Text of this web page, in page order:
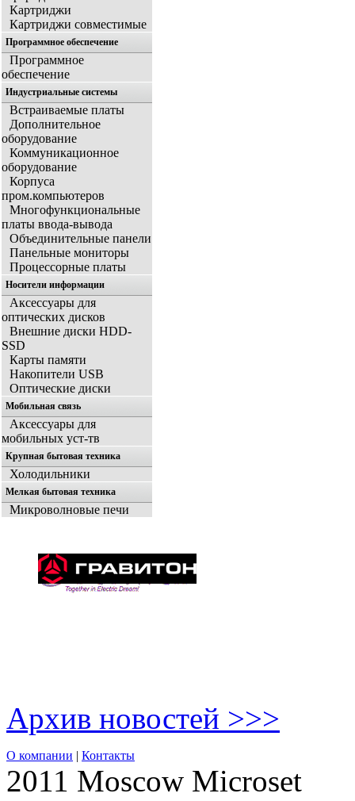
Картриджи
Картриджи совместимые
Программное обеспечение
Программное
обеспечение
Индустриальные системы
Встраиваемые платы
Дополнительное
оборудование
Коммуникационное
оборудование
Корпуса
пром.компьютеров
Многофункциональные
платы ввода-вывода
Объединительные панели
Панельные мониторы
Процессорные платы
Носители информации
Аксессуары для
оптических дисков
Внешние диски HDD-
SSD
Карты памяти
Накопители USB
Оптические диски
Мобильная связь
Аксессуары для
мобильных уст-тв
Крупная бытовая техника
Холодильники
Мелкая бытовая техника
Микроволновые печи
Архив новостей >>>
О компании | Контакты
2011 Moscow Microset